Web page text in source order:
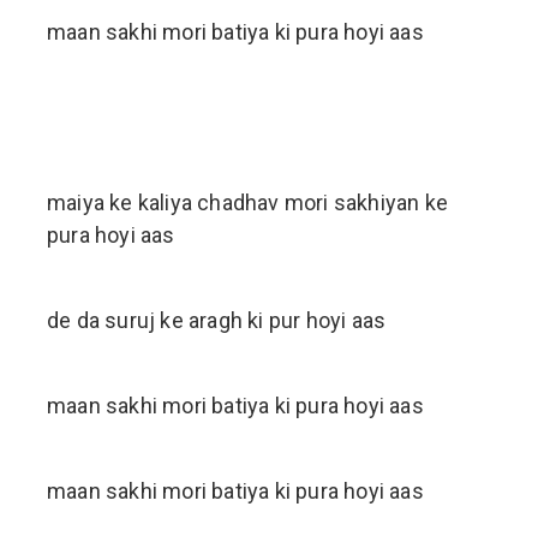
maan sakhi mori batiya ki pura hoyi aas
maiya ke kaliya chadhav mori sakhiyan ke
pura hoyi aas
de da suruj ke aragh ki pur hoyi aas
maan sakhi mori batiya ki pura hoyi aas
maan sakhi mori batiya ki pura hoyi aas